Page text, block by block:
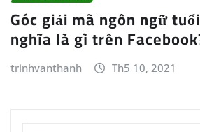
Góc giải mã ngôn ngữ
nghĩa là gì trên
trinhvanthanh Th5 10, 2021